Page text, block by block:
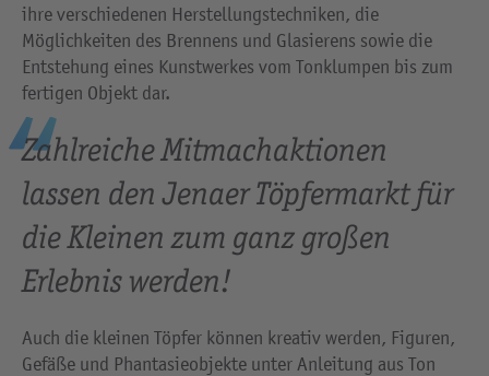
ihre verschiedenen Herstellungstechniken, die
Möglichkeiten des Brennens und Glasierens sowie die
Entstehung eines Kunstwerkes vom Tonklumpen bis zum
fertigen Objekt dar.
Zahlreiche Mitmachaktionen
lassen den Jenaer Töpfermarkt für
die Kleinen zum ganz großen
Erlebnis werden!
Auch die kleinen Töpfer können kreativ werden, Figuren,
Gefäße und Phantasieobjekte unter Anleitung aus Ton